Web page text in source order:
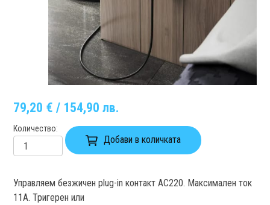
79,20 € / 154,90 лв.
Количество
Добави в количката
Управляем безжичен plug-in контакт AC220. Максимален ток
11А. Тригерен или